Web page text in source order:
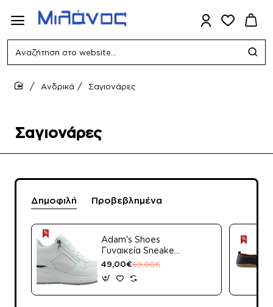
Αναζήτηση
website...
Σαγιονάρες
Ανδρικά Σαγιονάρες
Δημοφιλή Προβεβλημένα
Adam's Shoes
Γυναικεία Sneakers
872-25003 Λευκό
49,00€69,00€